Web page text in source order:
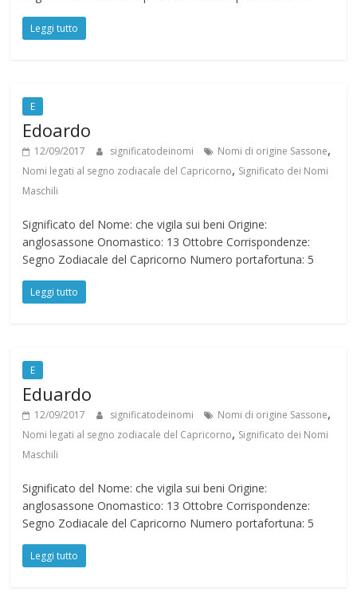
Leggi tutto
E
Edoardo
12/09/2017 significatodeinomi Nomi di origine Sassone,
Nomi legati al segno zodiacale del Capricorno, Significato dei Nomi
Maschili
Significato del Nome: che vigila sui beni Origine:
anglosassone Onomastico: 13 Ottobre Corrispondenze:
Segno Zodiacale del Capricorno Numero portafortuna: 5
Leggi tutto
E
Eduardo
12/09/2017 significatodeinomi Nomi di origine Sassone,
Nomi legati al segno zodiacale del Capricorno, Significato dei Nomi
Maschili
Significato del Nome: che vigila sui beni Origine:
anglosassone Onomastico: 13 Ottobre Corrispondenze:
Segno Zodiacale del Capricorno Numero portafortuna: 5
Leggi tutto